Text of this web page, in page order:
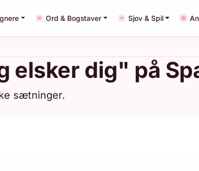
Ord & Bogstaver Sjov & Spil
elsker dig" på
sætninger.